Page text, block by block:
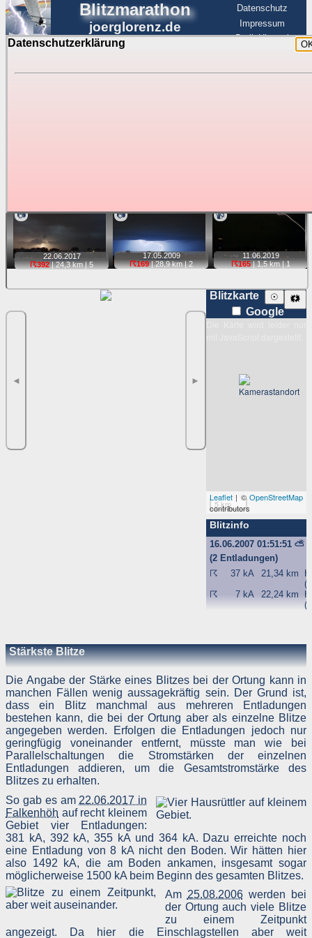
Datenschutzerklärung
Blitzmarathon
joerglorenz.de
Datenschutz
Impressum
BerlinHimmel
Blitzmarathon
Luftfahrt
📷
22.06. 2017
☈392| 24,3 km |5
📷
17.05. 2009
☈169| 28,9 km |2
📹
11.06.2019
☈165| 1,5 km |1
◄ ►
Blitzkarte 🗱
☉
Google
5 km
Leaflet | ©OpenStreetMap
contributors
Blitzinfo
16.06.2007 01:51:51⛅
(2 Entladungen)
☈
37 kA 21,34 km
☈
7 kA 22,24 km
Stärkste Blitze
Die Angabe der Stärke eines Blitzes bei der Ortung kann in
manchen Fällen wenig aussagekräftig sein. Der Grund ist,
dass ein Blitz manchmal aus mehreren Entladungen
bestehen kann, die bei der Ortung aber als einzelne Blitze
angegeben werden. Erfolgen die Entladungen jedoch nur
geringfügig voneinander entfernt, müsste man wie bei
Parallelschaltungen die Stromstärken der einzelnen
Entladungen addieren, um die Gesamtstromstärke des
Blitzes zu erhalten.
So gab es am 22.06.2017 in
Falkenhöh auf recht kleinem
Gebiet vier Entladungen:
381 kA, 392 kA, 355 kA und 364 kA. Dazu erreichte noch
eine Entladung von 8 kA nicht den Boden. Wir hätten hier
also 1492 kA, die am Boden ankamen, insgesamt sogar
möglicherweise 1500 kA beim Beginn des gesamten Blitzes.
Am 25.08.2006werden bei
der Ortung auch viele Blitze
zu einem Zeitpunkt
angezeigt. Da hier die Einschlagstellen aber weit